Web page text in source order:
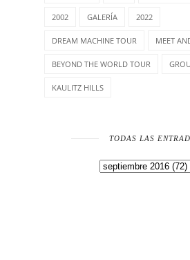
2002 GALERÍA 2022
DREAM MACHINE TOUR MEET
BEYOND THE WORLD TOUR
KAULITZ HILLS
TODAS LAS